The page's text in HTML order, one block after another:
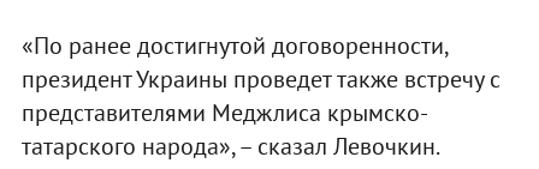
«По ранее достигнутой договоренности,
президент Украины проведет также встречу с
представителями Меджлиса крымско-
татарского народа», – сказал Левочкин.